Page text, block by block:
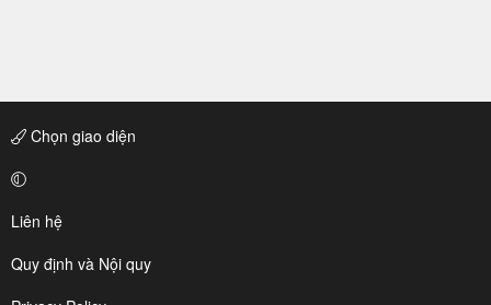
Chọn giao diện
Liên hệ
Quy định và Nội quy